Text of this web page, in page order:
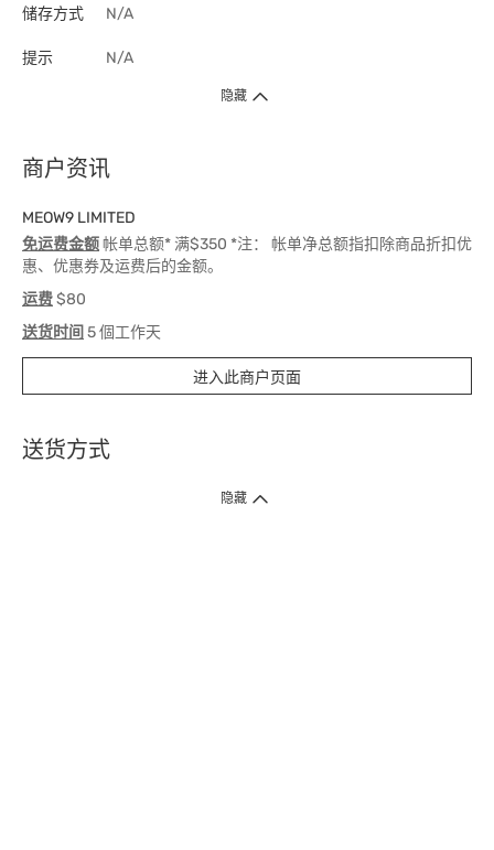
储存方式 N/A
提示 N/A
隐藏
商户资讯
MEOW9 LIMITED
免运费金额帐单总额* 满$350 *注： 帐单净总额指扣除商品折扣优
惠、优惠券及运费后的金额。
运费$80
送货时间 5 個工作天
进入此商户页面
送货方式
1. 送货到府（受卫生署条例规管产品除外 ）
隐藏